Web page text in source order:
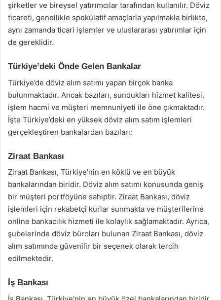
şirketler ve bireysel yatırımcılar tarafından kullanılır. Döviz
ticareti, genellikle spekülatif amaçlarla yapılmakla birlikte,
aynı zamanda ticari işlemler ve uluslararası yatırımlar için
de gereklidir.
Türkiye’deki Önde Gelen Bankalar
Türkiye’de döviz alım satımı yapan birçok banka
bulunmaktadır. Ancak bazıları, sundukları hizmet kalitesi,
işlem hacmi ve müşteri memnuniyeti ile öne çıkmaktadır.
İşte Türkiye’deki en yüksek döviz alım satım işlemleri
gerçekleştiren bankalardan bazıları:
Ziraat Bankası
Ziraat Bankası, Türkiye’nin en köklü ve en büyük
bankalarından biridir. Döviz alım satımı konusunda geniş
bir müşteri portföyüne sahiptir. Ziraat Bankası, döviz
işlemleri için rekabetçi kurlar sunmakta ve müşterilerine
online bankacılık hizmeti ile kolaylık sağlamaktadır. Ayrıca,
şubelerinde döviz büroları bulunan Ziraat Bankası, döviz
alım satımında güvenilir bir seçenek olarak tercih
edilmektedir.
İş Bankası